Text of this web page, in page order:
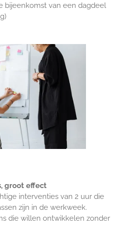
bijeenkomst van een dagdeel
groot effect
interventies van 2 uur die
zijn in de werkweek.
die willen ontwikkelen zonder